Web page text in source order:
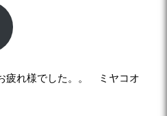
疲れ様でした。。 ミヤコオ